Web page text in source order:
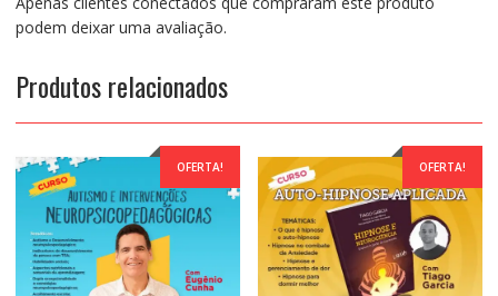
podem deixar uma avaliação.
Produtos relacionados
OFERTA! OFERTA!